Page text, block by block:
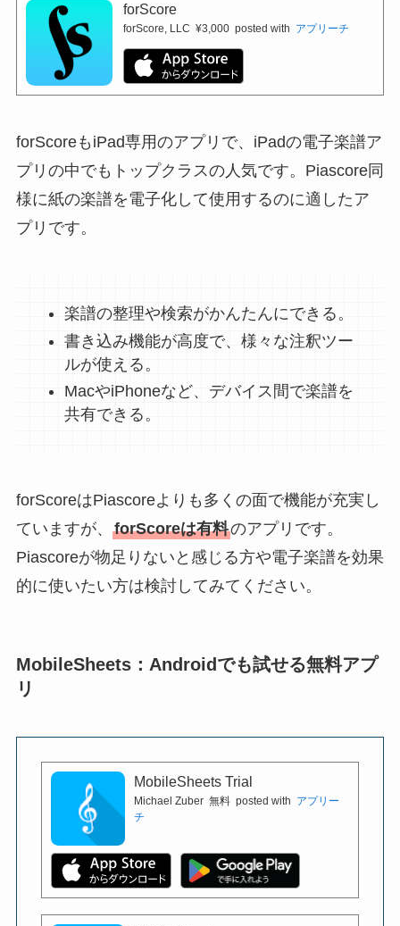
forScore
forScore, LLC ¥3,000 posted with アプリーチ
forScoreもiPad専用のアプリで、iPadの電子楽譜ア
プリの中でもトップクラスの人気です。Piascore同
様に紙の楽譜を電子化して使用するのに適したア
プリです。
楽譜の整理や検索がかんたんにできる。
書き込み機能が高度で、様々な注釈ツー
ルが使える。
MacやiPhoneなど、デバイス間で楽譜を
共有できる。
forScoreはPiascoreよりも多くの面で機能が充実し
ていますが、 forScoreは有料のアプリです。
Piascoreが物足りないと感じる方や電子楽譜を効果
的に使いたい方は検討してみてください。
MobileSheets：Androidでも試せる無料アプ
リ
MobileSheets Trial
Michael Zuber 無料 posted with アプリー
チ